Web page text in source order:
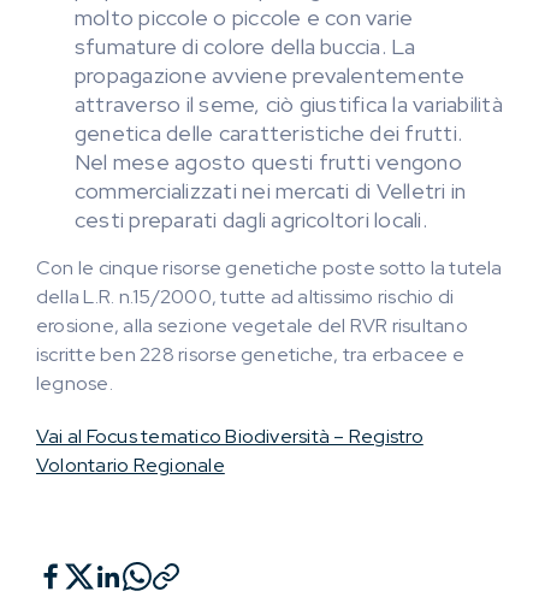
molto piccole o piccole e con varie
sfumature di colore della buccia. La
propagazione avviene prevalentemente
attraverso il seme, ciò giustifica la variabilità
genetica delle caratteristiche dei frutti.
Nel mese agosto questi frutti vengono
commercializzati nei mercati di Velletri in
cesti preparati dagli agricoltori locali.
Con le cinque risorse genetiche poste sotto la tutela
della L.R. n.15/2000, tutte ad altissimo rischio di
erosione, alla sezione vegetale del RVR risultano
iscritte ben 228 risorse genetiche, tra erbacee e
legnose.
Vai al Focus tematico Biodiversità – Registro
Volontario Regionale